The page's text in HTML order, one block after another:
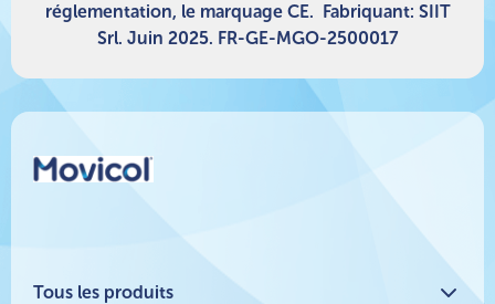
réglementation, le marquage CE. Fabriquant: SIIT
Srl. Juin 2025. FR-GE-MGO-2500017
Tous les produits